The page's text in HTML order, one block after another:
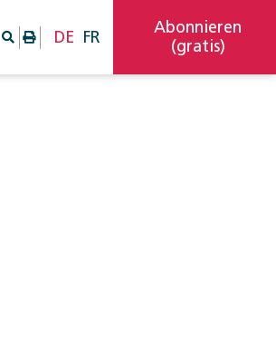
DE FR
Abonnieren
(gratis)